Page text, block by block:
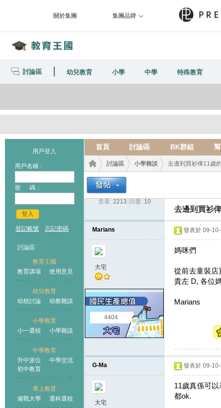
關於集團 集團品牌
討論區 幼兒教育 小學 中學 特殊教育
用戶登入
用戶名稱：
密 碼：
登入
登記帳號 忘記密碼
討論區
教育王國
教育講場
使用意見
幼兒教育
幼校討論
幼教雜談
小學教育
小一選校
小學雜談
中學教育
升中派位
中學交流
初中教育
專上教育
備戰大學
選科選校
首頁 討論區 BK群組
王國
›
討論區
›
小學雜談 去邊到買衫俾11歲
查看: 2213 回覆: 10
去邊到買衫
Marians
大宅
4404
發表於 09-
媽咪們
從前去童裝店
貴左 D, 各位
Marians
G-Ma
大宅
發表於 09-
11歲真係可
都ok.